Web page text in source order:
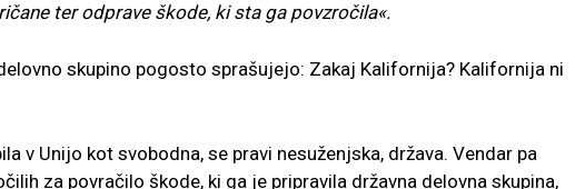
ter odprave škode, ki sta ga povzročila«.
skupino pogosto sprašujejo: Zakaj Kalifornija? Kalifornija ni
v Unijo kot svobodna, se pravi nesuženjska, država. Vendar pa
za povračilo škode, ki ga je pripravila državna delovna skupina,